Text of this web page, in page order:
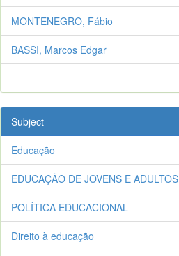
MONTENEGRO, Fábio
BASSI, Marcos Edgar
Subject
Educação
EDUCAÇÃO DE JOVENS E ADULTOS
POLÍTICA EDUCACIONAL
Direito à educação